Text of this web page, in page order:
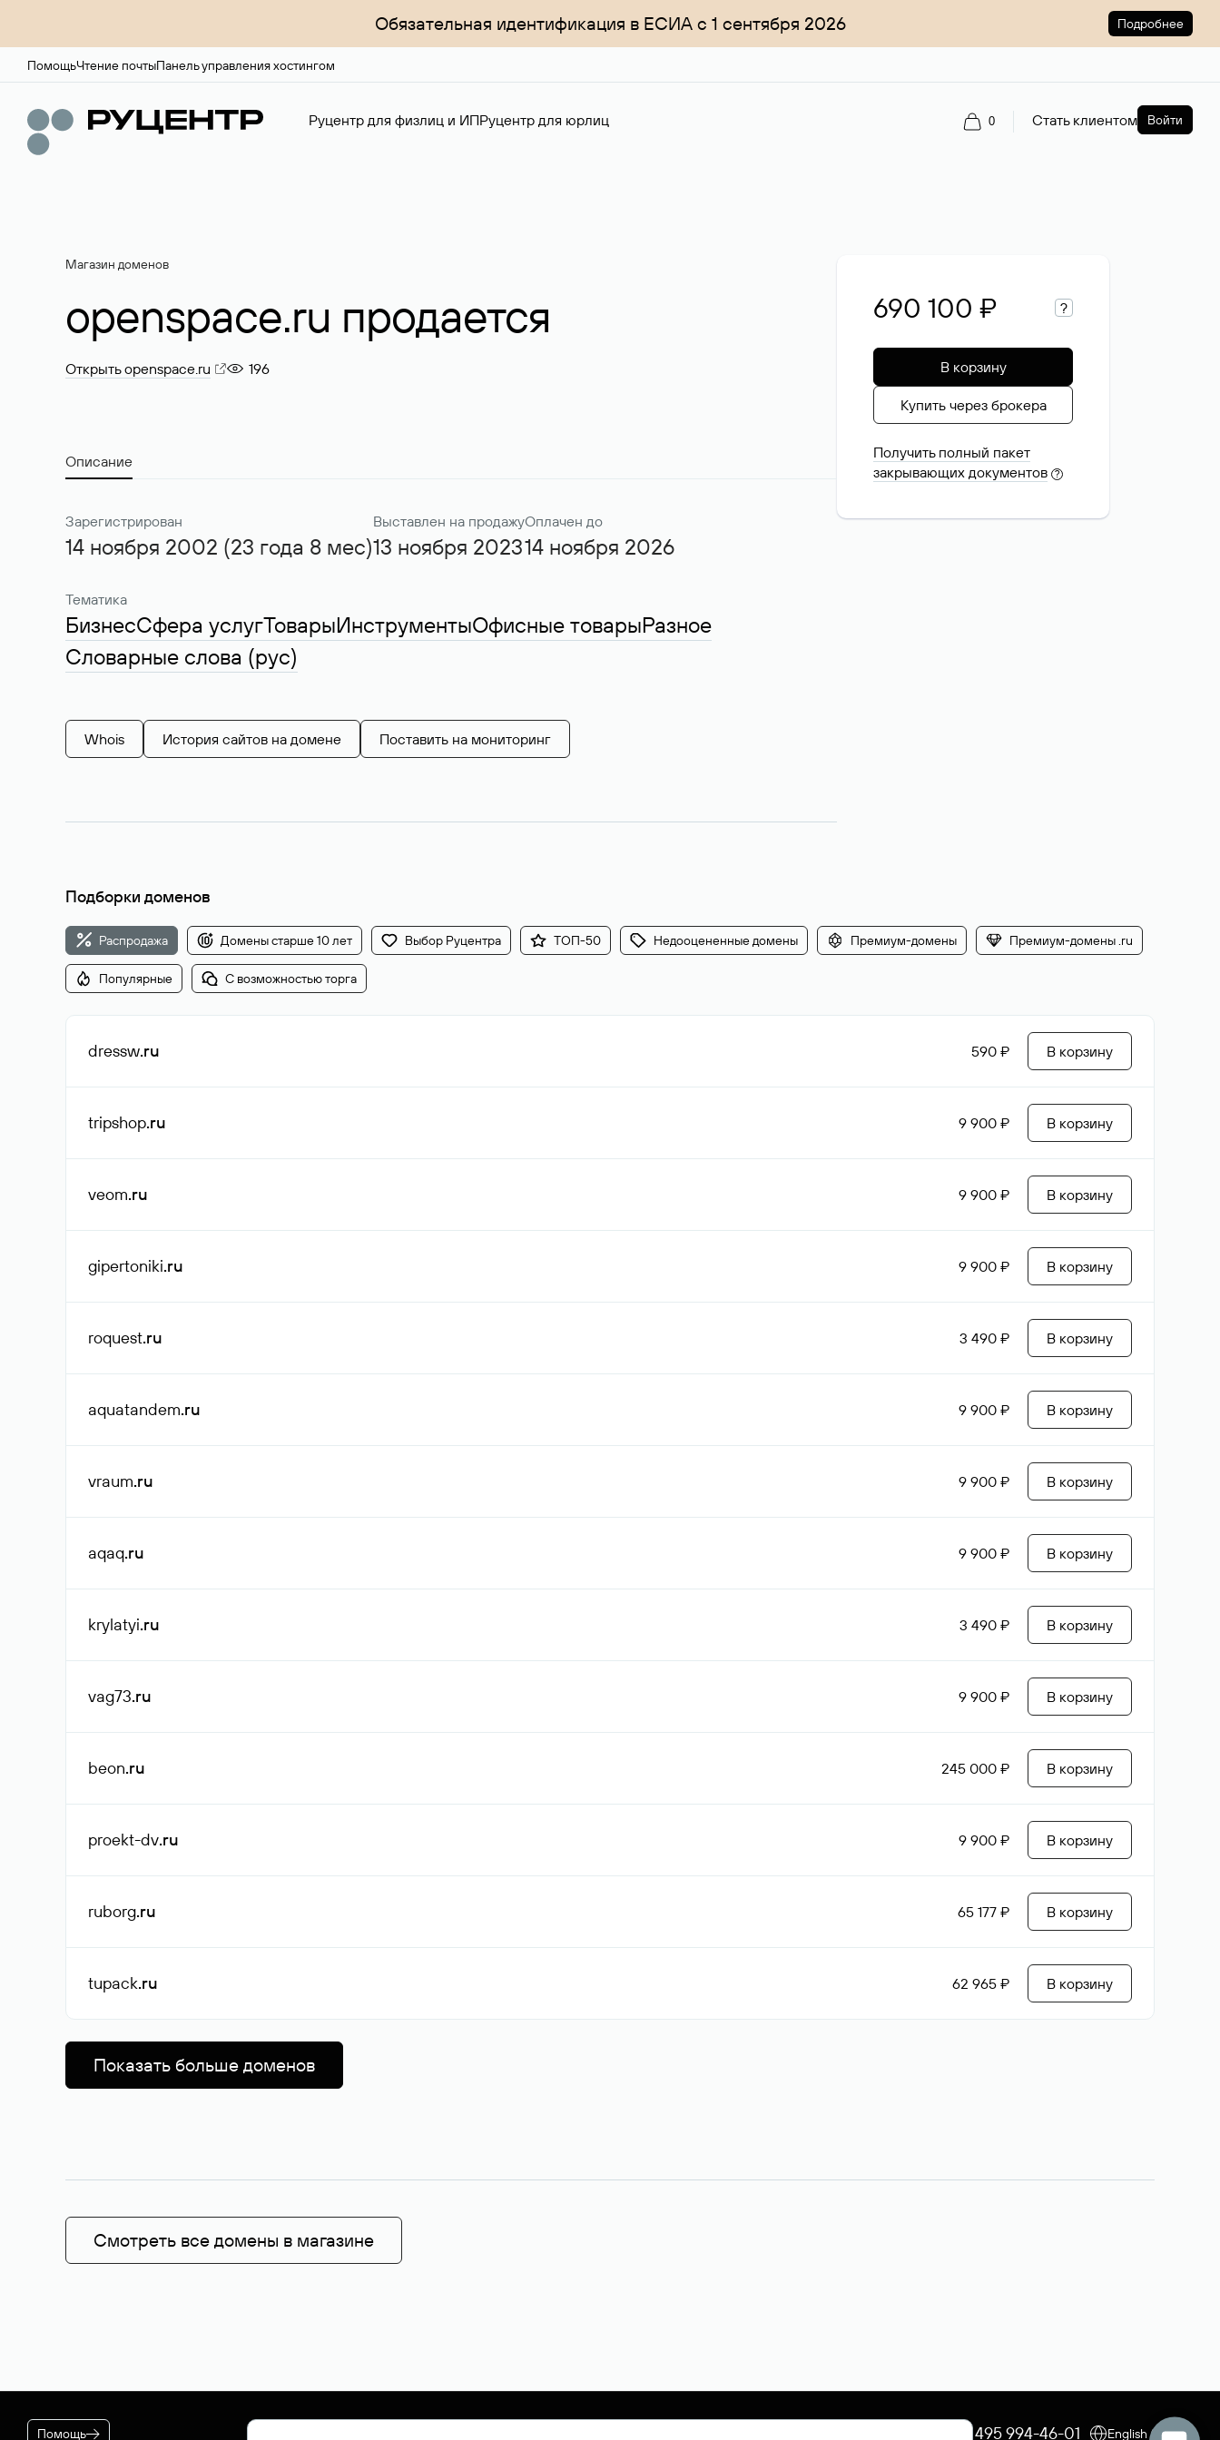
Обязательная идентификация в ЕСИА с 1 сентября 2026 Подробнее
ПомощьЧтение почтыПанель управления хостингом
Руцентр для физлиц и ИПРуцентр для юрлиц 0 Стать клиентом Войти
Магазин доменов
openspace.ru продается
Открыть openspace.ru 196
Описание
Зарегистрирован
14 ноября 2002 (23 года 8 мес)
Выставлен на продажу
13 ноября 2023
Оплачен до
14 ноября 2026
Тематика
БизнесСфера услугТоварыИнструментыОфисные товарыРазное
Словарные слова (рус)
Whois История сайтов на домене Поставить на мониторинг
690 100 ₽ ?
В корзину
Купить через брокера
Получить полный пакет
закрывающих документов ?
Подборки доменов
Распродажа Домены старше 10 лет Выбор Руцентра ТОП-50 Недооцененные домены Премиум-домены Премиум-домены .ru
Популярные С возможностью торга
dressw.ru 590 ₽ В корзину
tripshop.ru 9 900 ₽ В корзину
veom.ru 9 900 ₽ В корзину
gipertoniki.ru 9 900 ₽ В корзину
roquest.ru 3 490 ₽ В корзину
aquatandem.ru 9 900 ₽ В корзину
vraum.ru 9 900 ₽ В корзину
aqaq.ru 9 900 ₽ В корзину
krylatyi.ru 3 490 ₽ В корзину
vag73.ru 9 900 ₽ В корзину
beon.ru 245 000 ₽ В корзину
proekt-dv.ru 9 900 ₽ В корзину
ruborg.ru 65 177 ₽ В корзину
tupack.ru 62 965 ₽ В корзину
Показать больше доменов
Смотреть все домены в магазине
Помощь +7 495 994-46-01 English (USD)